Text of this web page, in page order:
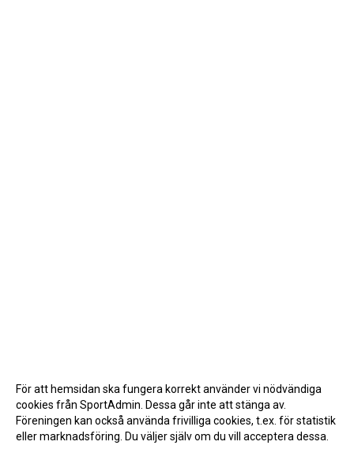
För att hemsidan ska fungera korrekt använder vi nödvändiga
cookies från SportAdmin. Dessa går inte att stänga av.
Föreningen kan också använda frivilliga cookies, t.ex. för statistik
eller marknadsföring. Du väljer själv om du vill acceptera dessa.